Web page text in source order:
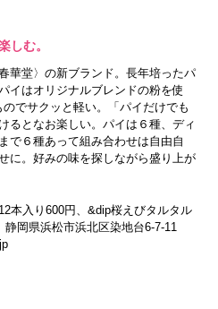
しむ。
華堂〉の新ブランド。長年培ったパ
イはオリジナルブレンドの粉を使
でサクッと軽い。「パイだけでも
るとなお楽しい。パイは６種、ディ
で６種あって組み合わせは自由自
に。好みの味を探しながら盛り上が
本入り600円、&dip桜えびタルタル
静岡県浜松市浜北区染地台6-7-11